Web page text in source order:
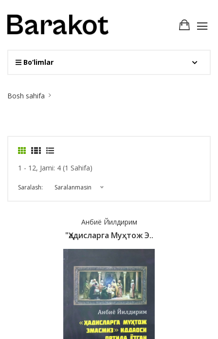
Bo‘limlar
Breadcrumb
Bosh sahifa
1 - 12, Jami: 4 (1 Sahifa)
Saralash: Saralanmasin
Анбиё Йилдирим
"Ҳадисларга Муҳтож Э..